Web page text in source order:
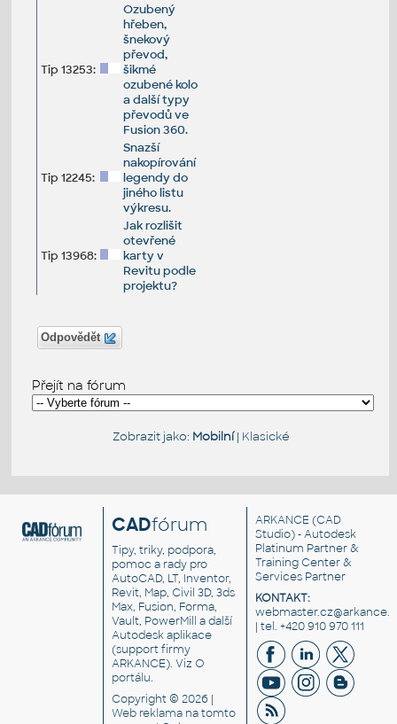
Tip 13253:
Ozubený
hřeben,
šnekový
převod,
šikmé
ozubené kolo
a další typy
převodů ve
Fusion 360.
Tip 12245:
Snazší
nakopírování
legendy do
jiného listu
výkresu.
Tip 13968:
Jak rozlišit
otevřené
karty v
Revitu podle
projektu?
Odpovědět
Přejít na fórum
Zobrazit jako: Mobilní| Klasické
CADfórum
Tipy, triky, podpora,
pomoc a rady pro
AutoCAD, LT, Inventor,
Revit, Map, Civil 3D, 3ds
Max, Fusion, Forma,
Vault, PowerMill a další
Autodesk aplikace
(support firmy
ARKANCE). VizO
portálu.
Copyright © 2026 |
Web reklama na tomto
ARKANCE (CAD
Studio) - Autodesk
Platinum Partner &
Training Center &
Services Partner
KONTAKT:
| tel. +420 910 970 111